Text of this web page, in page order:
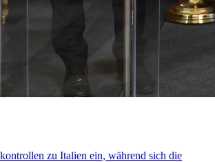
zu Italien ein, während sich die